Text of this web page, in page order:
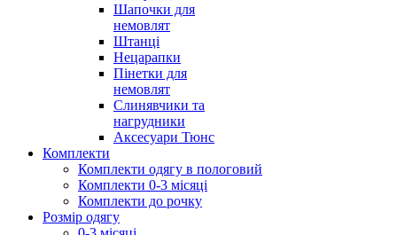
Шапочки для
немовлят
Штанці
Нецарапки
Пінетки для
немовлят
Слинявчики та
нагрудники
Аксесуари Тюнс
Комплекти
Комплекти одягу в пологовий
Комплекти 0-3 місяці
Комплекти до рочку
Розмір одягу